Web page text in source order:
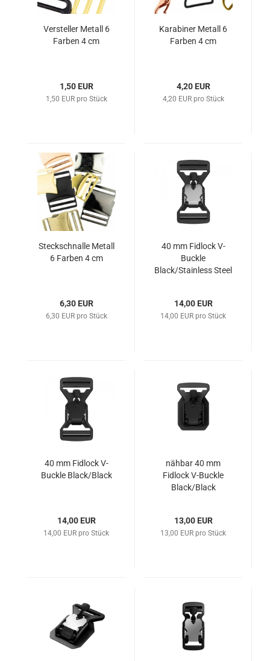
Versteller Metall 6
Farben 4 cm
1,50 EUR
1,50 EUR pro Stück
Karabiner Metall 6
Farben 4 cm
4,20 EUR
4,20 EUR pro Stück
Steckschnalle Metall
6 Farben 4 cm
6,30 EUR
6,30 EUR pro Stück
40 mm Fidlock V-
Buckle
Black/Stainless Steel
14,00 EUR
14,00 EUR pro Stück
40 mm Fidlock V-
Buckle Black/Black
14,00 EUR
14,00 EUR pro Stück
nähbar 40 mm
Fidlock V-Buckle
Black/Black
13,00 EUR
13,00 EUR pro Stück